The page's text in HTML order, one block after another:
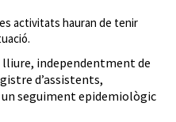
activitats hauran de tenir
lliure, independentment de
d’assistents,
seguiment epidemiològic